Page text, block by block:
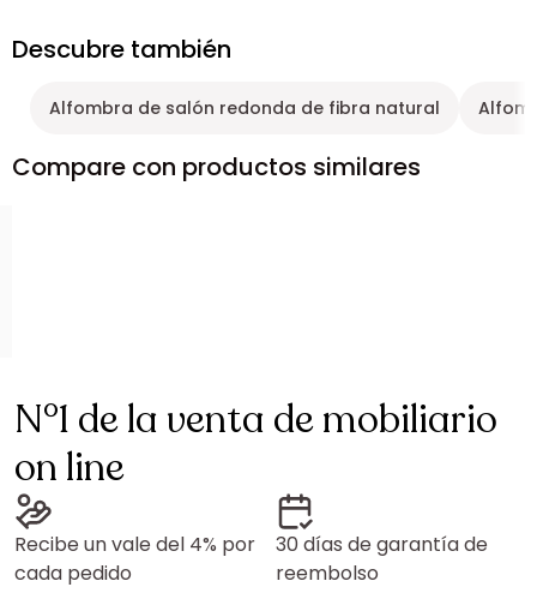
Descubre también
Alfombra de salón redonda de fibra natural
Compare con productos similares
N°1 de la venta de mobiliario
on line
Recibe un vale del 4% por
cada pedido
30 días de garantía de
reembolso